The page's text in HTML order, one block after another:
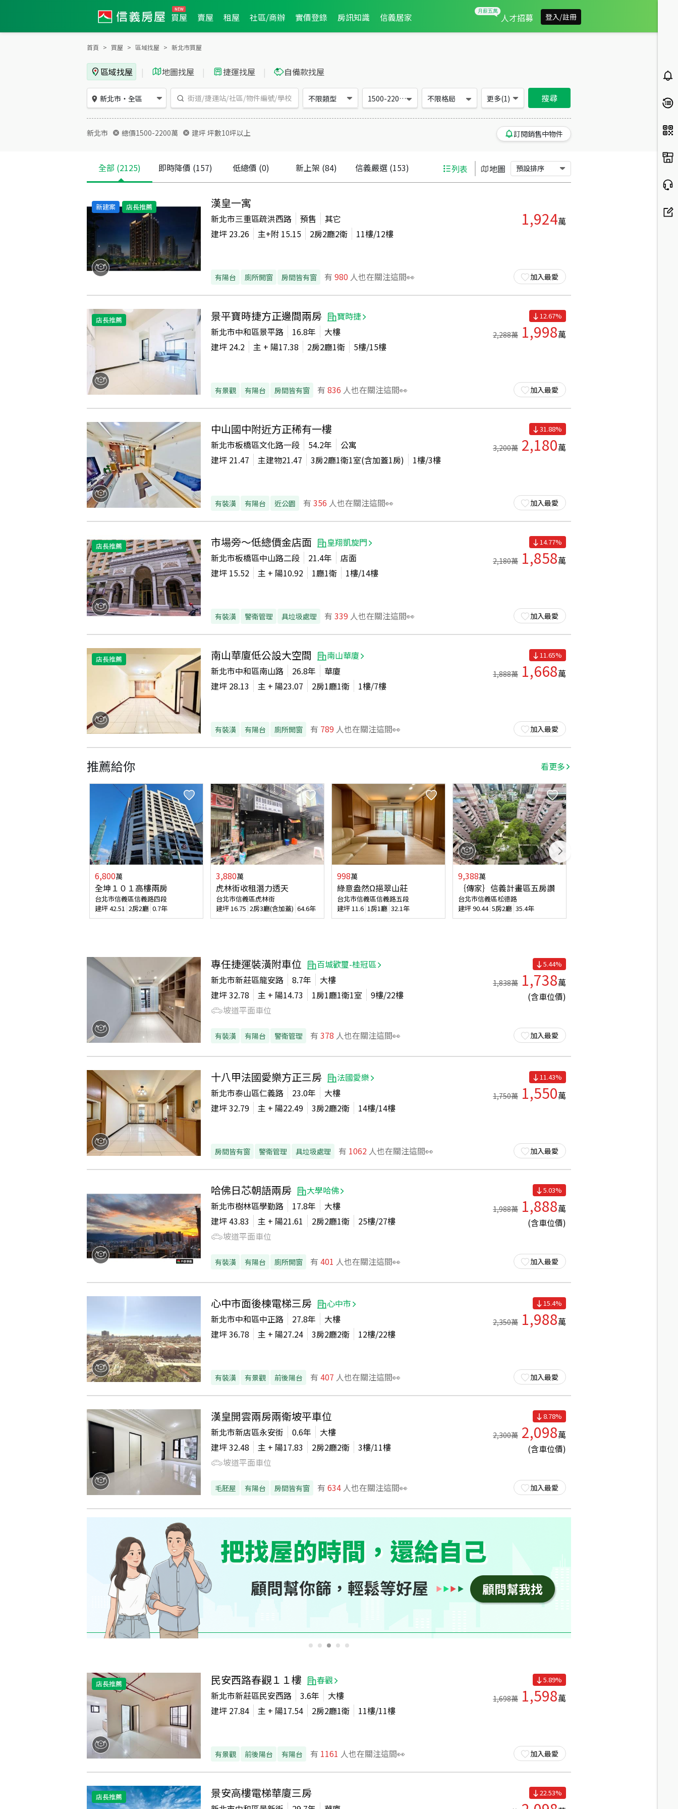
買屋 賣屋 租屋 社區/商辦 實價登錄 房訊知識 信義居家 人才招募 登入/註冊
首頁 買屋 區域找屋 新北市買屋
區域找屋 | 地圖找屋 | 捷運找屋 | 自備款找屋
新北市 ・ 全區 不限類型 1500-2200萬 不限格局 更多(1) 搜尋
新北市 總價1500-2200萬 建坪 坪數10坪以上 訂閱銷售中物件
全部 (2125) 即時降價 (157) 低總價 (0) 新上架 (84) 信義嚴選(153) 列表 地圖 預設排序
新建案 店長推薦 漢皇一寓
新北市三重區疏洪西路 預售
其它
建坪 23.26 主+附 15.15 2房2廳2衛 11樓/12樓
有陽台 廁所開窗 房間皆有窗 有 980 人也在關注這間👀
1,924萬
加入最愛
店長推薦 景平寶時捷方正邊間兩房
寶時捷
新北市中和區景平路
16.8年
大樓
建坪 24.2 主 + 陽17.38 2房2廳1衛 5樓/15樓
有景觀 有陽台 房間皆有窗 有 836 人也在關注這間👀
12.67%
2,288萬 1,998萬
加入最愛
中山國中附近方正稀有一樓
新北市板橋區文化路一段 54.2年
公寓
建坪 21.47 主建物21.47 3房2廳1衛1室(含加蓋1房) 1樓/3樓
有裝潢 有陽台 近公園 有 356 人也在關注這間👀
31.88%
3,200萬 2,180萬
加入最愛
店長推薦 市場旁～低總價金店面
皇翔凱旋門
新北市板橋區中山路二段
21.4年
店面
建坪 15.52 主 + 陽10.92 1廳1衛 1樓/14樓
有裝潢 警衛管理 具垃圾處理 有 339 人也在關注這間👀
14.77%
2,180萬 1,858萬
加入最愛
店長推薦 南山華廈低公設大空間
南山華廈
新北市中和區南山路
26.8年
華廈
建坪 28.13 主 + 陽23.07 2房1廳1衛 1樓/7樓
有裝潢 有陽台 廁所開窗 有 789 人也在關注這間👀
11.65%
1,888萬 1,668萬
加入最愛
推薦給你 看更多
6,800萬
全坤１０１高樓兩房
台北市信義區信義路四段
建坪42.51 2房2廳 0.7年
3,880萬
虎林街收租潛力透天
台北市信義區虎林街
建坪16.75 2房3廳(含加蓋) 64.6年
998萬
綠意盎然Ω挹翠山莊
台北市信義區信義路五段
建坪11.6 1房1廳 32.1年
9,388萬
｛傳家｝信義計畫區五房讚
台北市信義區松德路
建坪90.44 5房2廳 35.4年
專任捷運裝潢附車位
百城歡璽-桂冠區
新北市新莊區龍安路
8.7年
大樓
建坪32.78 主 + 陽14.73 1房1廳1衛1室 9樓/22樓
坡道平面車位
有裝潢 有陽台 警衛管理 有 378 人也在關注這間👀
5.44%
1,838萬 1,738萬
(含車位價)
加入最愛
十八甲法國愛樂方正三房
法國愛樂
新北市泰山區仁義路
23.0年
大樓
建坪32.79 主 + 陽22.49 3房2廳2衛 14樓/14樓
房間皆有窗 警衛管理 具垃圾處理 有 1062 人也在關注這間👀
11.43%
1,750萬 1,550萬
加入最愛
哈佛日芯朝語兩房
大學哈佛
新北市樹林區學勤路
17.8年
大樓
建坪43.83 主 + 陽21.61 2房2廳1衛 25樓/27樓
坡道平面車位
有裝潢 有陽台 廁所開窗 有 401 人也在關注這間👀
5.03%
1,988萬 1,888萬
(含車位價)
加入最愛
心中市面後棟電梯三房
心中市
新北市中和區中正路
27.8年
大樓
建坪36.78 主 + 陽27.24 3房2廳2衛 12樓/22樓
有裝潢 有景觀 前後陽台 有 407 人也在關注這間👀
15.4%
2,350萬 1,988萬
加入最愛
漢皇開雲兩房兩衛坡平車位
新北市新店區永安街 0.6年
大樓
建坪32.48 主 + 陽17.83 2房2廳2衛 3樓/11樓
坡道平面車位
毛胚屋 有陽台 房間皆有窗 有 634 人也在關注這間👀
8.78%
2,300萬 2,098萬
(含車位價)
加入最愛
店長推薦 民安西路春觀１１樓
春觀
新北市新莊區民安西路
3.6年
大樓
建坪 27.84 主 + 陽17.54 2房2廳1衛 11樓/11樓
有景觀 前後陽台 有陽台 有 1161 人也在關注這間👀
5.89%
1,698萬 1,598萬
加入最愛
店長推薦 景安高樓電梯華廈三房 22.53%